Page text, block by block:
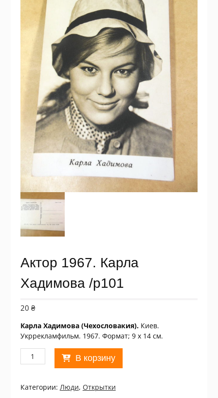
Актор 1967. Карла
Хадимова /p101
20 ₴
Карла Хадимова (Чехословакия). Киев.
Укррекламфильм. 1967. Формат; 9 х 14 см.
Количество
товара
1967.
В корзину
Категории: Люди, Открытки